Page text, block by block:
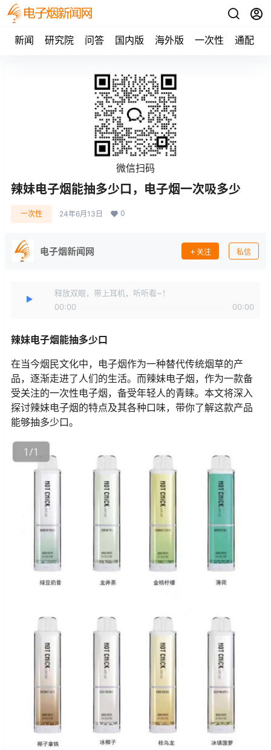
新闻 研究院 问答 国内版 海外版 一次性 通配
微信扫码
辣妹电子烟能抽多少口，电子烟一次吸多少
一次性 24年6月13日 0
电子烟新闻网 关注 私信
释放双眼，带上耳机，听听看~！
00:00
00:00
辣妹电子烟能抽多少口
在当今烟民文化中，电子烟作为一种替代传统烟草的产
品，逐渐走进了人们的生活。而辣妹电子烟，作为一款备
受关注的一次性电子烟，备受年轻人的青睐。本文将深入
探讨辣妹电子烟的特点及其各种口味，带你了解这款产品
能够抽多少口。